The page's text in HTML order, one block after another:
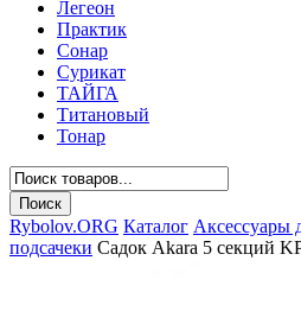
Легеон
Практик
Сонар
Сурикат
ТАЙГА
Титановый
Тонар
Rybolov.ORG Каталог Аксессуары
подсачеки Садок Akara 5 секций